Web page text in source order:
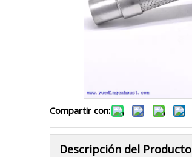
Compartir con:
Descripción del Producto